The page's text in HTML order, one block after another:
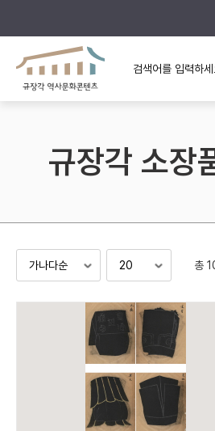
규장각의 어제와 오늘
규장각 소개영상
사
고
고
조
검색 연산자 사용
연산자
AND
규장각 소장
총